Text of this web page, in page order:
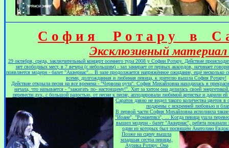
С о ф и я Р о т а р у в С а
Эксклюзивный
29 октября, среда, заключительный концерт осеннего тура 2008 у Софии Ротару. Действие
нет свободных мест, в 7 вечера (с небольшим) - зал замирает от первых аккордов, начинает
появляется модерн - балет "Аквериас"... В зале продолжается напряжённое ожидание, ещё несколько
всеми, долгожданная и любимая певица, к зрителю вышла София Ротару!
Действие открыла песня на все времена - "Червона рута". София Михайловна находилась в
начала, что называется - "зажигать по- настоящему!". Хит за хитом она делилась своей
перевести дух, с большой радостью, от песни к песне, аплодировали любимой артистке и дарили
Саратов давно не видел такого количества цветов
подарены с искренней любовью и
В первой части София Михайловна исполнила
"Иоане", "Романтикэ", ... Когда певица ушла
вышел модерн - балет "Аквериас", ребята показали
один из которых был посвящён Анатолию
Позже на сцену вышла
младшая сестра певицы,
Аурика Ротару. Она